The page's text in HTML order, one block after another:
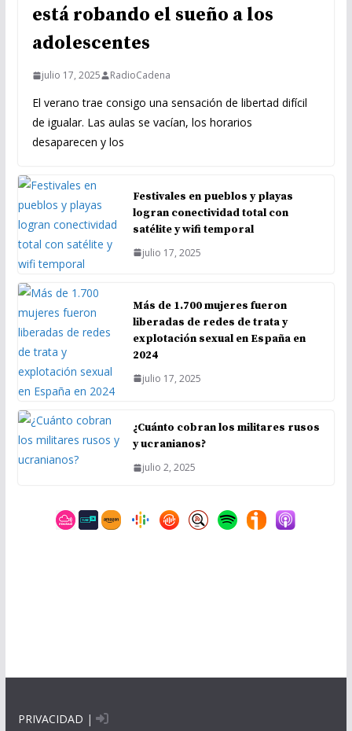
está robando el sueño a los
adolescentes
julio 17, 2025 RadioCadena
El verano trae consigo una sensación de libertad difícil
de igualar. Las aulas se vacían, los horarios
desaparecen y los
Festivales en pueblos y playas
logran conectividad total con
satélite y wifi temporal
julio 17, 2025
Más de 1.700 mujeres fueron
liberadas de redes de trata y
explotación sexual en España en
2024
julio 17, 2025
¿Cuánto cobran los militares rusos
y ucranianos?
julio 2, 2025
PRIVACIDAD |